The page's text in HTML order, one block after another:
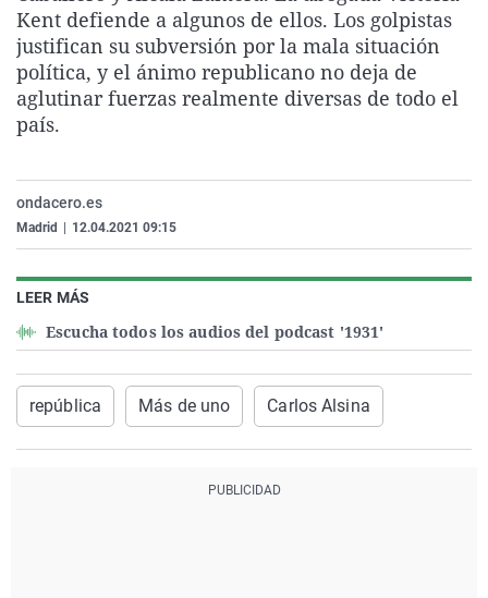
La rosa de los vientos
Gente viajera
Como el perro y el
Caso
Retornados
Equipo de
Extremadura
Galicia
La Rioja
Virales
Televisión
Elecciones
Kent defiende a algunos de ellos. Los golpistas
justifican su subversión por la mala situación
política, y el ánimo republicano no deja de
aglutinar fuerzas realmente diversas de todo el
país.
ondacero.es
Madrid 12.04.2021 09:15
LEER MÁS
Escucha todos los audios del podcast '1931'
república Más de uno Carlos Alsina